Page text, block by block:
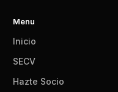
Menu
Inicio
SECV
Hazte Socio